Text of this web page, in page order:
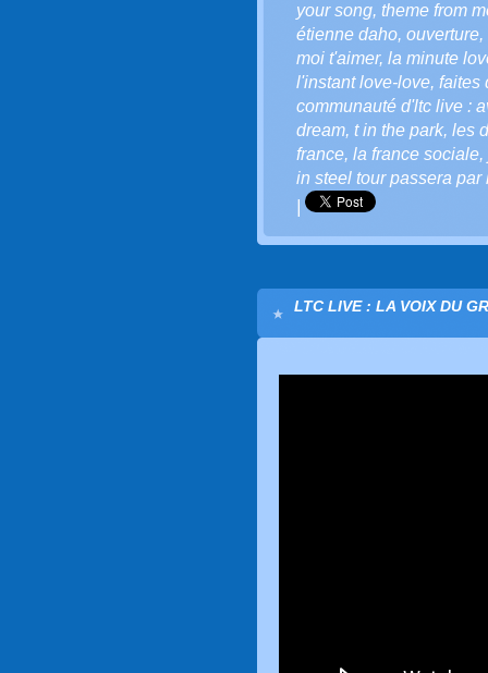
your song, theme from
étienne daho, ouverture,
moi t'aimer, la minute
l'instant love-love, faites
communauté d'ltc live :
dream, t in the park, les
france, la france sociale,
in steel tour passera par
LTC LIVE : LA VOIX DU